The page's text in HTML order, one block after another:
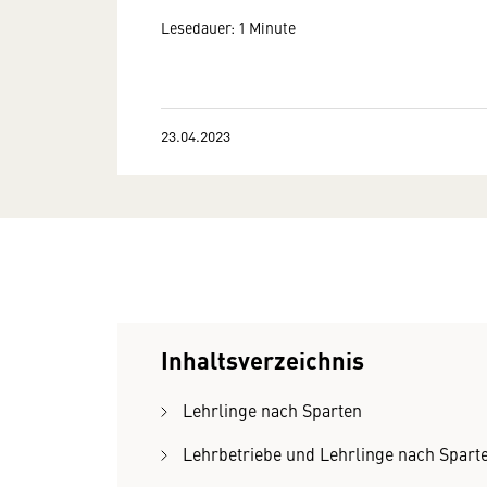
Lesedauer: 1 Minute
23.04.2023
Inhaltsverzeichnis
Lehrlinge nach Sparten
Lehrbetriebe und Lehrlinge nach